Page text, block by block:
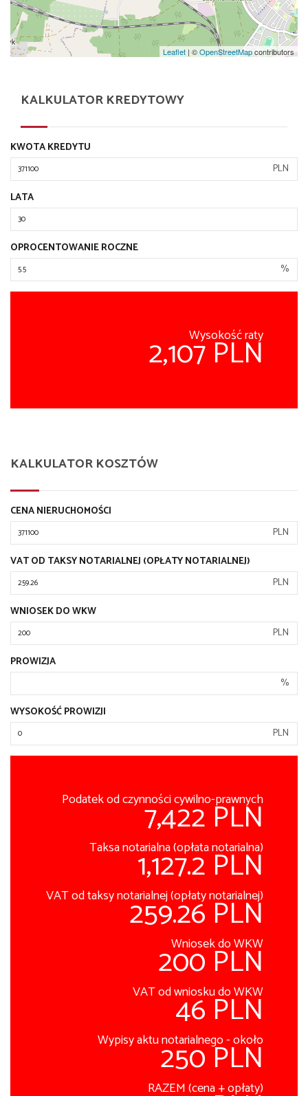
Leaflet | ©OpenStreetMapcontributors
KALKULATOR KREDYTOWY
KWOTA KREDYTU
PLN
LATA
OPROCENTOWANIE ROCZNE
%
Wysokość raty
2,107 PLN
KALKULATOR KOSZTÓW
CENA NIERUCHOMOŚCI
PLN
VAT OD TAKSY NOTARIALNEJ (OPŁATY NOTARIALNEJ)
PLN
WNIOSEK DO WKW
PLN
PROWIZJA
%
WYSOKOŚĆ PROWIZJI
PLN
Podatek od czynności cywilno-prawnych
7,422 PLN
Taksa notarialna (opłata notarialna)
1,127.2 PLN
VAT od taksy notarialnej (opłaty notarialnej)
259.26 PLN
Wniosek do WKW
200 PLN
VAT od wniosku do WKW
46 PLN
Wypisy aktu notarialnego - około
250 PLN
RAZEM (cena + opłaty)